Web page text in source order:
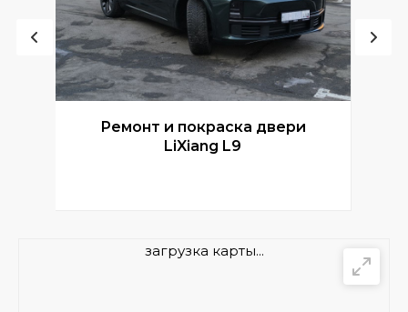
Ремонт и покраска двери
LiXiang L9
загрузка карты...